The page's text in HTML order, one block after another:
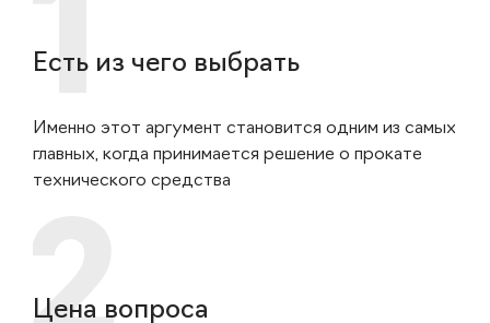
Есть из чего выбрать
Именно этот аргумент становится одним из самых
главных, когда принимается решение о прокате
технического средства
Цена вопроса